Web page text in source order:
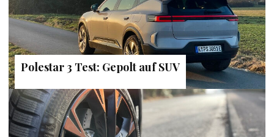
Polestar 3 Test: Gepolt auf SUV